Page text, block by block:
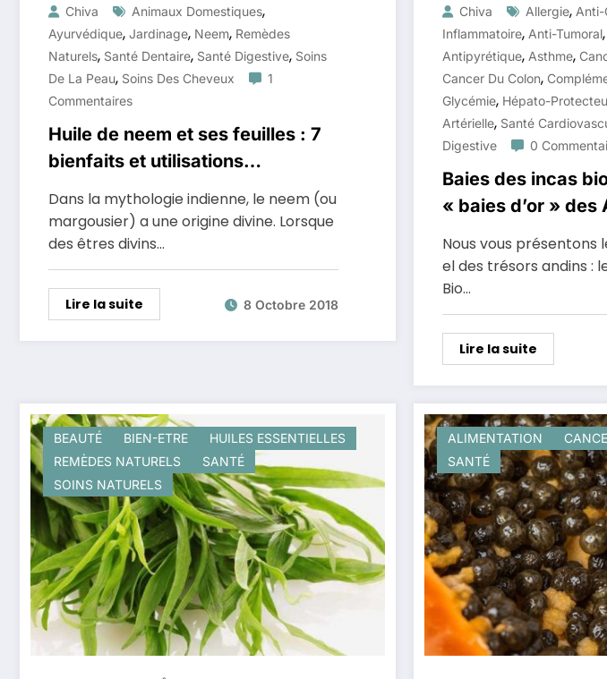
Chiva Animaux Domestiques,
Ayurvédique, Jardinage, Neem, Remèdes
Naturels, Santé Dentaire, Santé Digestive, Soins
De La Peau, Soins Des Cheveux
1
Commentaires
Huile de neem et ses feuilles : 7
bienfaits et utilisations
impressionnants pour la santé
Dans la mythologie indienne, le neem (ou
margousier) a une origine divine. Lorsque
des êtres divins…
Lire la suite 8 Octobre 2018
Chiva Allergie, Anti-
Inflammatoire, Anti-Tumoral,
Antipyrétique, Asthme,
Cancer Du Colon,
Glycémie, Hépato-
Artérielle, Santé
Digestive
0
Baies des incas
« baies d’or » des
antioxydantes et
Nous vous présentons
el des trésors andins :
Bio…
Lire la suite
BEAUTÉ BIEN-ETRE
HUILES ESSENTIELLES
REMÈDES NATURELS
SANTÉ
SOINS NATURELS
ALIMENTATION
SANTÉ